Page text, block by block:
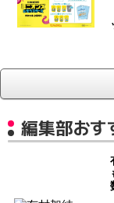
編集部おす